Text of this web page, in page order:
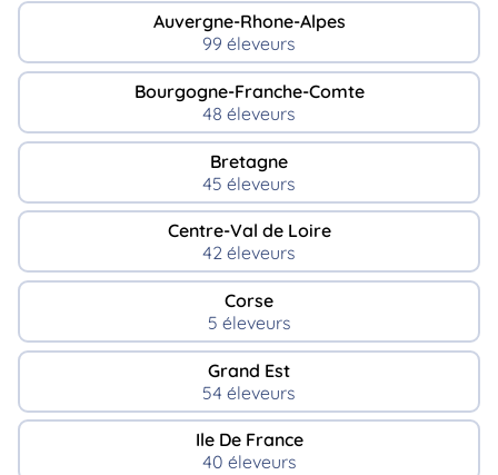
Auvergne-Rhone-Alpes
99 éleveurs
Bourgogne-Franche-Comte
48 éleveurs
Bretagne
45 éleveurs
Centre-Val de Loire
42 éleveurs
Corse
5 éleveurs
Grand Est
54 éleveurs
Ile De France
40 éleveurs